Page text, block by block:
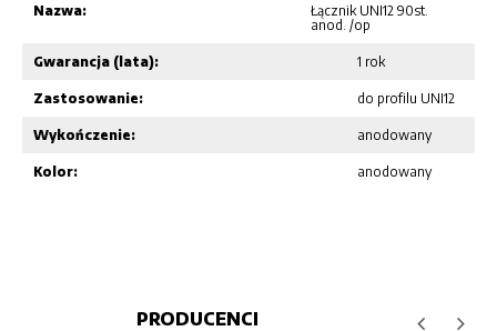
Nazwa:
Łącznik UNI12 90st.
anod. /op
Gwarancja (lata): 1 rok
Zastosowanie: do profilu UNI12
Wykończenie: anodowany
Kolor: anodowany
PRODUCENCI